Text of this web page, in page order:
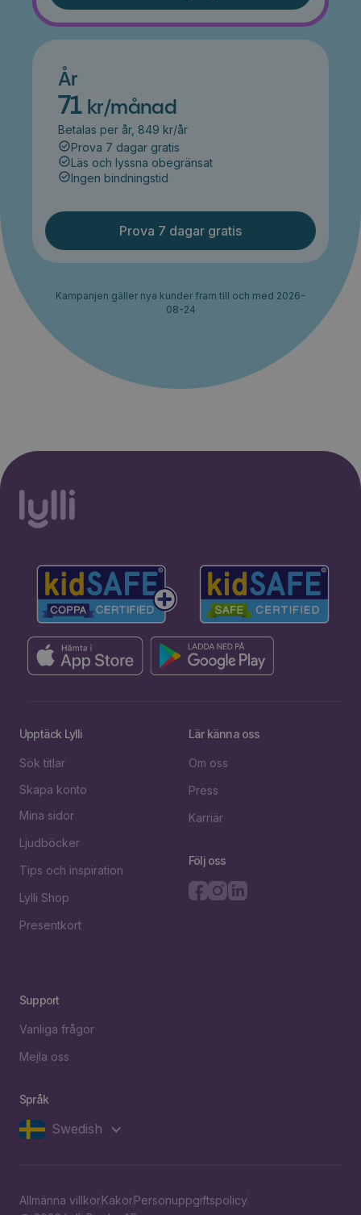
År
71 kr/månad
Betalas per år, 849 kr/år
Prova 7 dagar gratis
Läs och lyssna obegränsat
Ingen bindningstid
Prova 7 dagar gratis
Kampanjen gäller nya kunder fram till och med 2026-
08-24
Upptäck Lylli
Sök titlar
Skapa konto
Mina sidor
Ljudböcker
Tips och inspiration
Lylli Shop
Presentkort
Lär känna oss
Om oss
Press
Karriär
Följ oss
Support
Vanliga frågor
Mejla oss
Språk
Swedish
Allmänna villkorKakorPersonuppgiftspolicy